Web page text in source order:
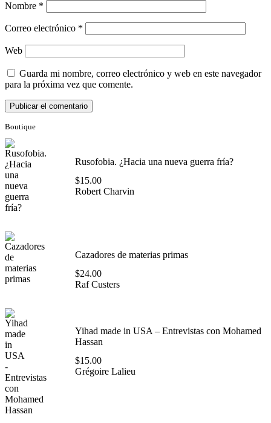
Nombre *
Correo electrónico *
Web
Guarda mi nombre, correo electrónico y web en este navegador
para la próxima vez que comente.
Boutique
Rusofobia. ¿Hacia una nueva guerra fría?
$15.00
Robert Charvin
Cazadores de materias primas
$24.00
Raf Custers
Yihad made in USA – Entrevistas con Mohamed
Hassan
$15.00
Grégoire Lalieu